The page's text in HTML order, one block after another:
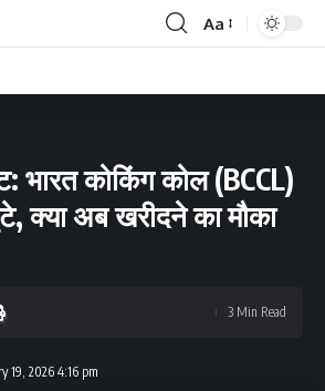
Font
Aa
भारत कोकिंग कोल (BCCL)
क्या अब खरीदने का मौका
19, 2026 4:16 pm
3 Min Read